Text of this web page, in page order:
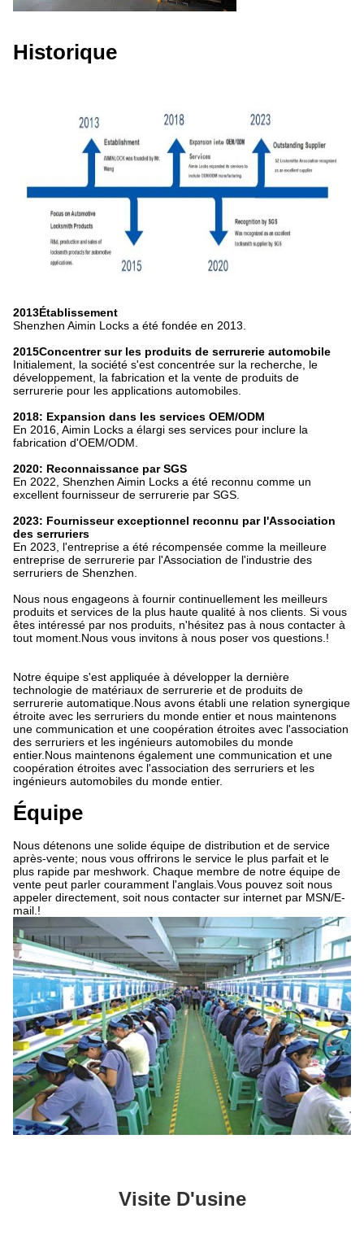
Historique
2013Établissement
Shenzhen Aimin Locks a été fondée en 2013.
2015Concentrer sur les produits de serrurerie automobile
Initialement, la société s'est concentrée sur la recherche, le
développement, la fabrication et la vente de produits de
serrurerie pour les applications automobiles.
2018: Expansion dans les services OEM/ODM
En 2016, Aimin Locks a élargi ses services pour inclure la
fabrication d'OEM/ODM.
2020: Reconnaissance par SGS
En 2022, Shenzhen Aimin Locks a été reconnu comme un
excellent fournisseur de serrurerie par SGS.
2023: Fournisseur exceptionnel reconnu par l'Association
des serruriers
En 2023, l'entreprise a été récompensée comme la meilleure
entreprise de serrurerie par l'Association de l'industrie des
serruriers de Shenzhen.
Nous nous engageons à fournir continuellement les meilleurs
produits et services de la plus haute qualité à nos clients. Si vous
êtes intéressé par nos produits, n'hésitez pas à nous contacter à
tout moment.Nous vous invitons à nous poser vos questions.!
Notre équipe s'est appliquée à développer la dernière
technologie de matériaux de serrurerie et de produits de
serrurerie automatique.Nous avons établi une relation synergique
étroite avec les serruriers du monde entier et nous maintenons
une communication et une coopération étroites avec l'association
des serruriers et les ingénieurs automobiles du monde
entier.Nous maintenons également une communication et une
coopération étroites avec l'association des serruriers et les
ingénieurs automobiles du monde entier.
Équipe
Nous détenons une solide équipe de distribution et de service
après-vente; nous vous offrirons le service le plus parfait et le
plus rapide par meshwork. Chaque membre de notre équipe de
vente peut parler couramment l'anglais.Vous pouvez soit nous
appeler directement, soit nous contacter sur internet par MSN/E-
mail.!
Visite D'usine